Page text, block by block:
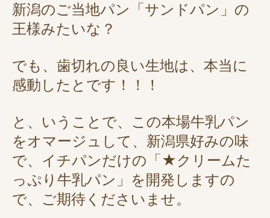
新潟のご当地パン「サンドパン」の
王様みたいな？
でも、歯切れの良い生地は、本当に
感動したとです！！！
と、いうことで、この本場牛乳パン
をオマージュして、新潟県好みの味
で、イチパンだけの「★クリームた
っぷり牛乳パン」を開発しますの
で、ご期待くださいませ。